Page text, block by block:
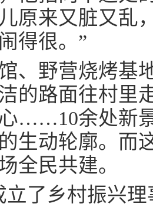
原来又脏又乱
得很。”
、野营烧烤基
的路面往村里
……10余处新
生动轮廓。而
全民共建。
立了乡村振兴